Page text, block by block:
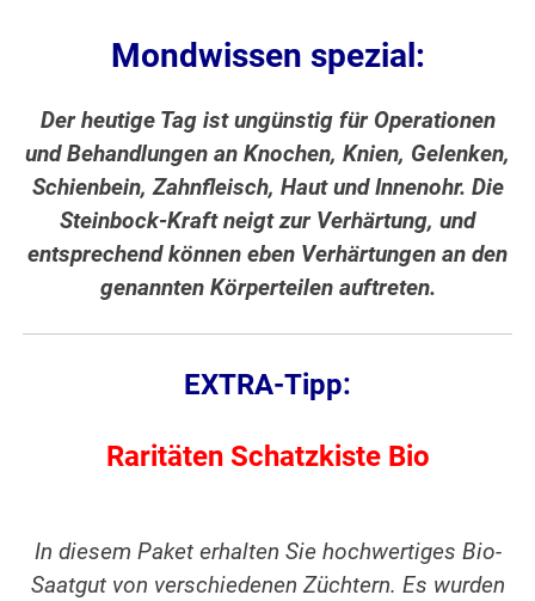
Mondwissen spezial:
Der heutige Tag ist ungünstig für Operationen
und Behandlungen an Knochen, Knien, Gelenken,
Schienbein, Zahnfleisch, Haut und Innenohr. Die
Steinbock-Kraft neigt zur Verhärtung, und
entsprechend können eben Verhärtungen an den
genannten Körperteilen auftreten.
EXTRA-Tipp:
Raritäten Schatzkiste Bio
In diesem Paket erhalten Sie hochwertiges Bio-
Saatgut von verschiedenen Züchtern. Es wurden